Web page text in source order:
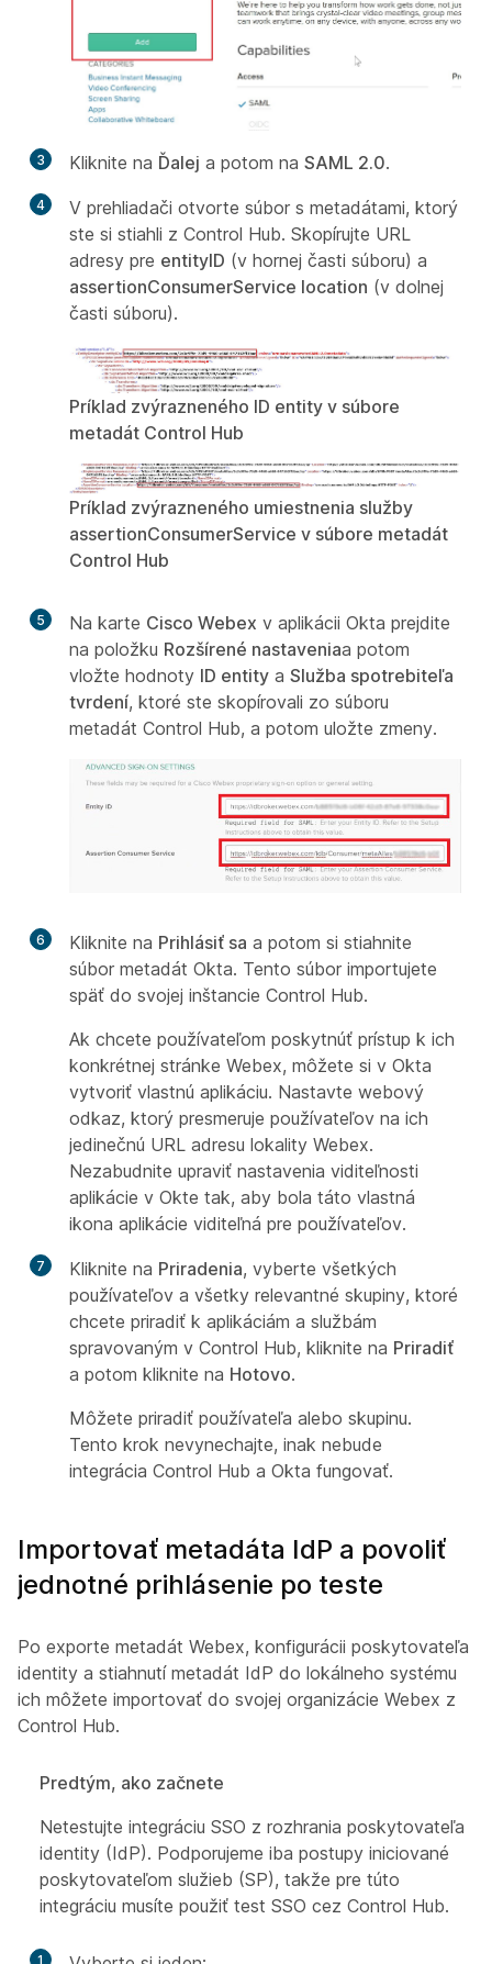
3 Kliknite na Ďalej a potom na SAML 2.0.
4
V prehliadači otvorte súbor s metadátami, ktorý
ste si stiahli z Control Hub. Skopírujte URL
adresy pre entityID (v hornej časti súboru) a
assertionConsumerService location (v dolnej
časti súboru).
Príklad zvýrazneného ID entity v súbore
metadát Control Hub
Príklad zvýrazneného umiestnenia služby
assertionConsumerService v súbore metadát
Control Hub
5 Na karte Cisco Webex v aplikácii Okta prejdite
na položku Rozšírené nastaveniaa potom
vložte hodnoty ID entity a Služba spotrebiteľa
tvrdení, ktoré ste skopírovali zo súboru
metadát Control Hub, a potom uložte zmeny.
6 Kliknite na Prihlásiť sa a potom si stiahnite
súbor metadát Okta. Tento súbor importujete
späť do svojej inštancie Control Hub.
Ak chcete používateľom poskytnúť prístup k ich
konkrétnej stránke Webex, môžete si v Okta
vytvoriť vlastnú aplikáciu. Nastavte webový
odkaz, ktorý presmeruje používateľov na ich
jedinečnú URL adresu lokality Webex.
Nezabudnite upraviť nastavenia viditeľnosti
aplikácie v Okte tak, aby bola táto vlastná
ikona aplikácie viditeľná pre používateľov.
7 Kliknite na Priradenia, vyberte všetkých
používateľov a všetky relevantné skupiny, ktoré
chcete priradiť k aplikáciám a službám
spravovaným v Control Hub, kliknite na Priradiť
a potom kliknite na Hotovo.
Môžete priradiť používateľa alebo skupinu.
Tento krok nevynechajte, inak nebude
integrácia Control Hub a Okta fungovať.
Importovať metadáta IdP a povoliť
jednotné prihlásenie po teste
Po exporte metadát Webex, konfigurácii poskytovateľa
identity a stiahnutí metadát IdP do lokálneho systému
ich môžete importovať do svojej organizácie Webex z
Control Hub.
Predtým, ako začnete
Netestujte integráciu SSO z rozhrania poskytovateľa
identity (IdP). Podporujeme iba postupy iniciované
poskytovateľom služieb (SP), takže pre túto
integráciu musíte použiť test SSO cez Control Hub.
1